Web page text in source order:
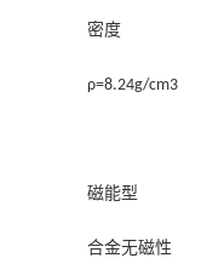
密度
ρ=8.24g/cm3
磁能型
合金无磁性